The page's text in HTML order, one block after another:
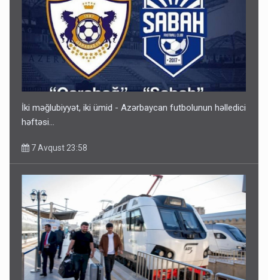
Gedişi var, dönüşü yox: Bakı-Tbilisi-Bakı qatarına bilet
satışından böyük narazılıq
Geri çağırılan səfir Abel Məhərrəmovun oğludur - DOSYE
7 Avqust 14:07
İki məğlubiyyət, iki ümid - Azərbaycan futbolunun həlledici
həftəsi...
7 Avqust 23:58